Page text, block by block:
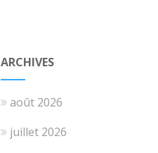
ARCHIVES
août 2026
juillet 2026